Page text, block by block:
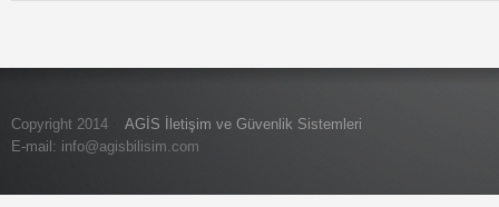
Copyright 2014
AGİS İletişim ve Güvenlik Sistemleri
E-mail: info@agisbilisim.com